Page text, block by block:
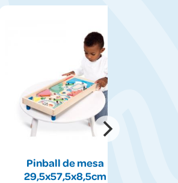
Pinball de mesa
29,5x57,5x8,5cm